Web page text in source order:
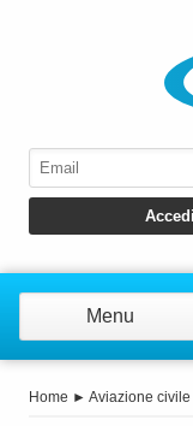
Menu
Home ► Aviazione civile